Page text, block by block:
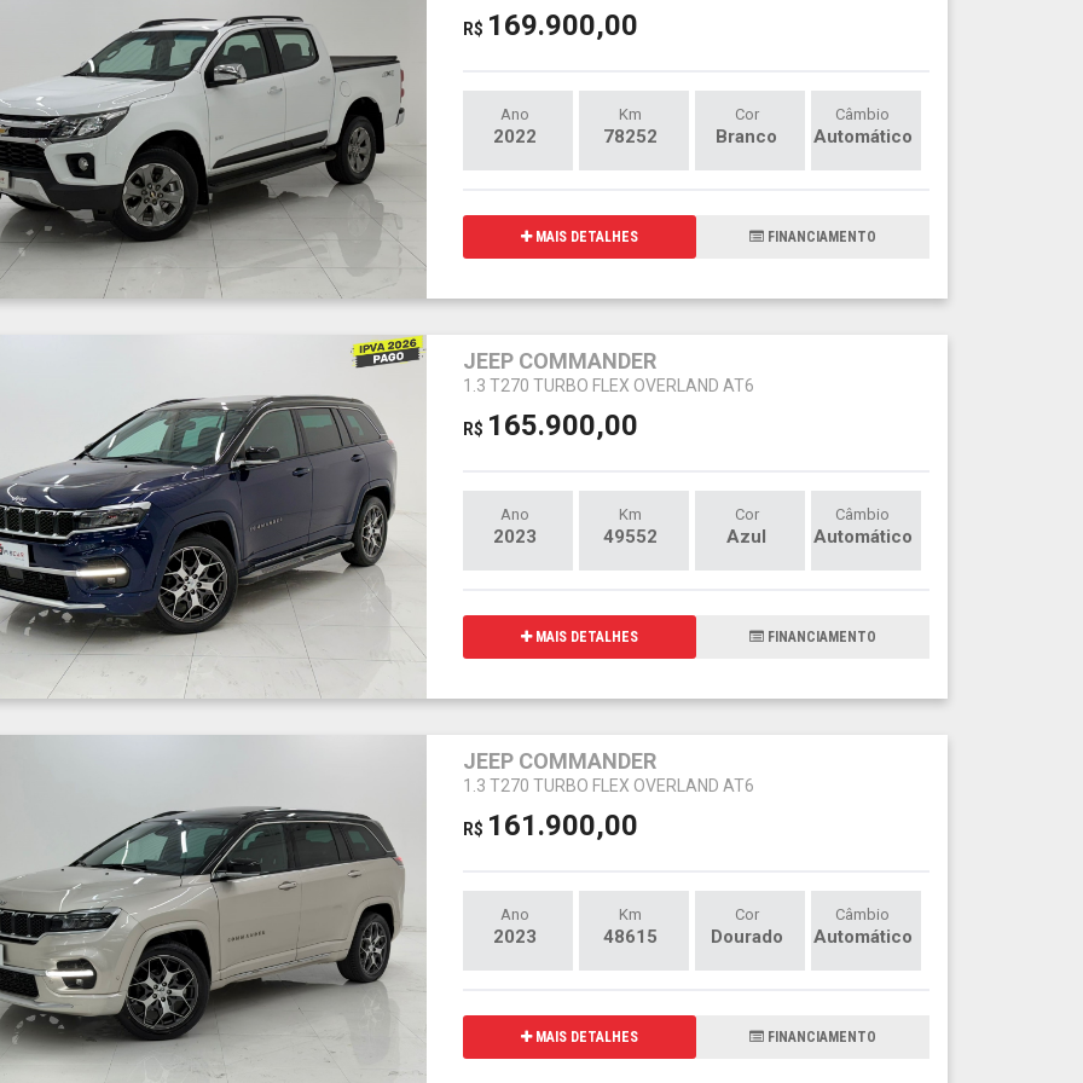
R$ 169.900,00
Ano
2022
Km
78252
Cor
Branco
Câmbio
Automático
MAIS DETALHES FINANCIAMENTO
JEEP COMMANDER
1.3 T270 TURBO FLEX OVERLAND AT6
R$ 165.900,00
Ano
2023
Km
49552
Cor
Azul
Câmbio
Automático
MAIS DETALHES FINANCIAMENTO
JEEP COMMANDER
1.3 T270 TURBO FLEX OVERLAND AT6
R$ 161.900,00
Ano
2023
Km
48615
Cor
Dourado
Câmbio
Automático
MAIS DETALHES FINANCIAMENTO